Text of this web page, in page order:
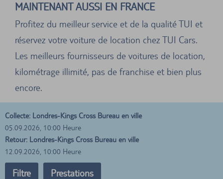
MAINTENANT AUSSI EN FRANCE
Profitez du meilleur service et de la qualité TUI et
réservez votre voiture de location chez TUI Cars.
Les meilleurs fournisseurs de voitures de location,
kilométrage illimité, pas de franchise et bien plus
encore.
Collecte: Londres-Kings Cross Bureau en ville
05.09.2026, 10:00 Heure
Retour: Londres-Kings Cross Bureau en ville
12.09.2026, 10:00 Heure
Filtre Prestations